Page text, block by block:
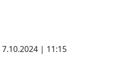
| 11:15